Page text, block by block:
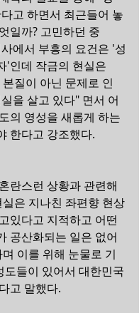
고 하면서 최근들어 놓
일까? 고민하던 중
에서 부흥의 요건은 '성
'인데 작금의 현실은
질이 아닌 문제로 인
을 살고 있다" 면서 어
의 영성을 새롭게 하는
한다고 강조했다.
란스런 상황과 관련해
은 지나친 좌편향 현상
있다고 지적하고 어떤
공산화되는 일은 없어
이를 위해 눈물로 기
도들이 있어서 대한민국
고 말했다.